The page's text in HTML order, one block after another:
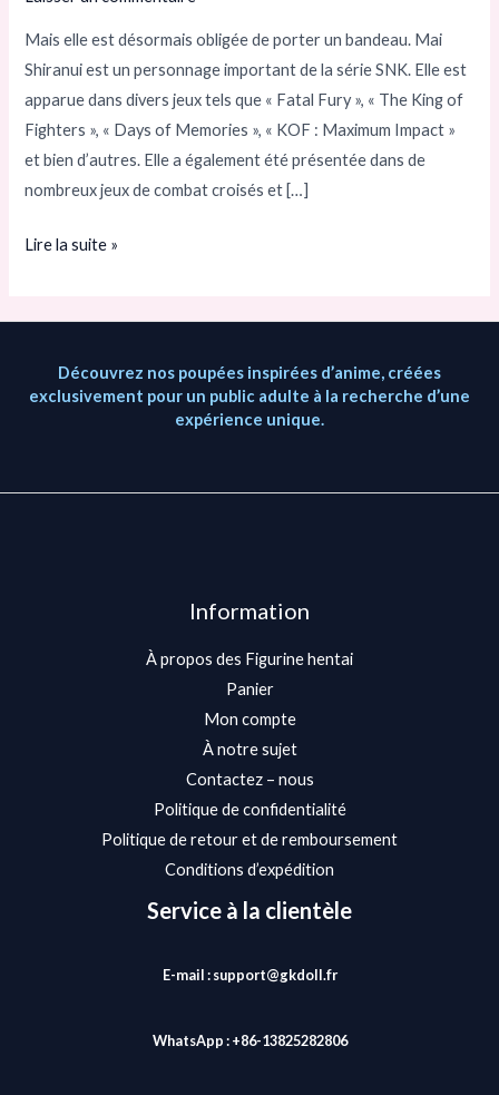
Mais elle est désormais obligée de porter un bandeau. Mai
Shiranui est un personnage important de la série SNK. Elle est
apparue dans divers jeux tels que « Fatal Fury », « The King of
Fighters », « Days of Memories », « KOF : Maximum Impact »
et bien d’autres. Elle a également été présentée dans de
nombreux jeux de combat croisés et […]
AU
FIL
DU
TEMPS,
SON
APPARENCE
DEVENUE
Lire la suite »
Découvrez nos poupées inspirées d’anime, créées
exclusivement pour un public adulte à la recherche d’une
expérience unique.
Information
À propos des Figurine hentai
Panier
Mon compte
À notre sujet
Contactez – nous
Politique de confidentialité
Politique de retour et de remboursement
Conditions d’expédition
Service à la clientèle
E-mail : support@gkdoll.fr
WhatsApp : +86-13825282806